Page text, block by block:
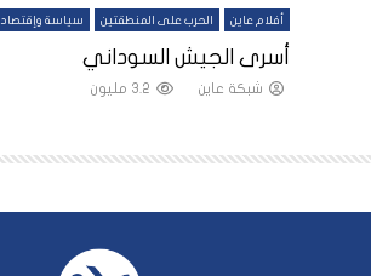
أفلام عاين الحرب على المنطقتين سياسة وإقتصاد
أسرى الجيش السوداني
شبكة عاين 3.2 مليون